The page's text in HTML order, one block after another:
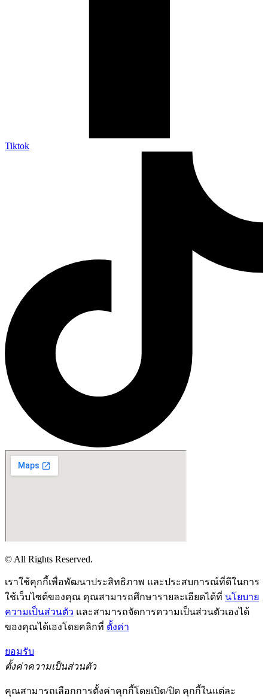
Tiktok
© All Rights Reserved.
เราใช้คุกกี้เพื่อพัฒนาประสิทธิภาพ และประสบการณ์ที่ดีในการ
ใช้เว็บไซต์ของคุณ คุณสามารถศึกษารายละเอียดได้ที่ นโยบาย
ความเป็นส่วนตัว และสามารถจัดการความเป็นส่วนตัวเองได้
ของคุณได้เองโดยคลิกที่ ตั้งค่า
ยอมรับ
ตั้งค่าความเป็นส่วนตัว
คุณสามารถเลือกการตั้งค่าคุกกี้โดยเปิด/ปิด คุกกี้ในแต่ละ